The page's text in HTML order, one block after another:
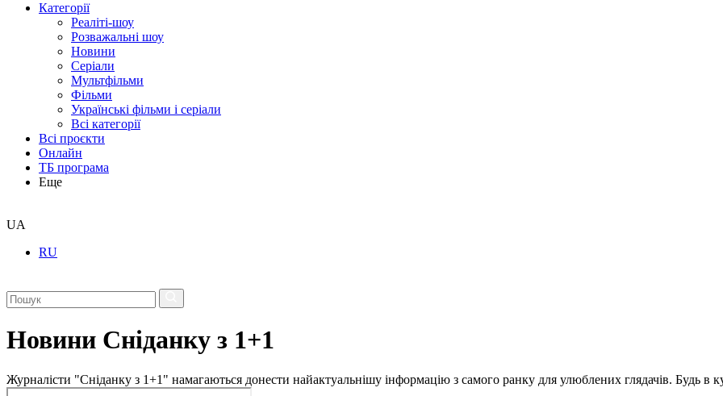
Категорії
Реаліті-шоу
Розважальні шоу
Новини
Серіали
Мультфільми
Фільми
Українські фільми і серіали
Всі категорії
Всі проєкти
Онлайн
ТБ програма
Еще
UA
RU
Новини Сніданку з 1+1
Журналісти "Сніданку з 1+1" намагаються донести найактуальнішу інформацію з самого ранку для улюблених глядачів. Будь в